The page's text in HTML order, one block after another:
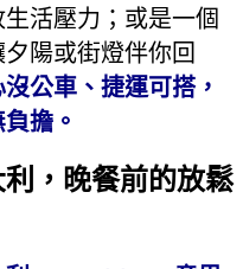
活壓力；或是一個
陽或街燈伴你回
公車、捷運可搭，
擔。
利，晚餐前的放鬆